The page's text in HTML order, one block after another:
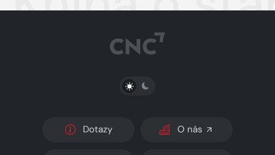
PŘEPNOUT SVĚTLÝ/TMAVÝ REŽIM
Dotazy O nás